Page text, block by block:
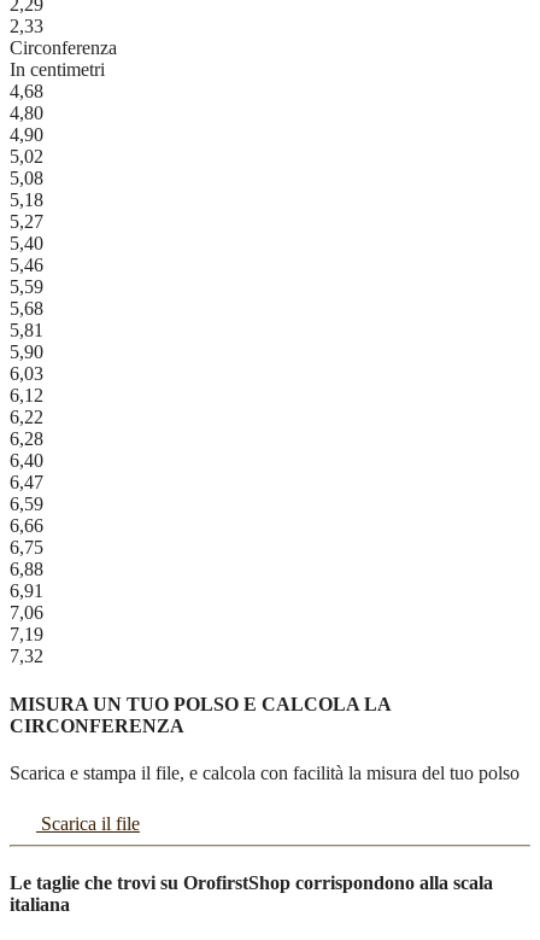
2,29
2,33
Circonferenza
In centimetri
4,68
4,80
4,90
5,02
5,08
5,18
5,27
5,40
5,46
5,59
5,68
5,81
5,90
6,03
6,12
6,22
6,28
6,40
6,47
6,59
6,66
6,75
6,88
6,91
7,06
7,19
7,32
MISURA UN TUO POLSO E CALCOLA LA
CIRCONFERENZA
Scarica e stampa il file, e calcola con facilità la misura del tuo polso
Scarica il file
Le taglie che trovi su OrofirstShop corrispondono alla scala
italiana